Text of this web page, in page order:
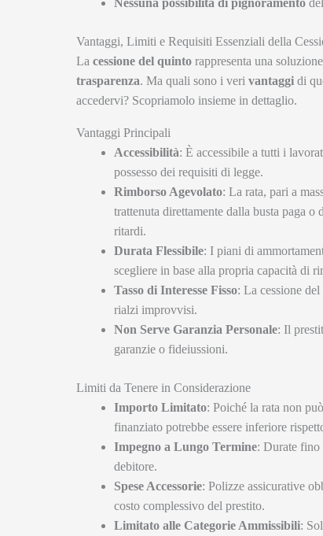
Vantaggi, Limiti e Requisiti Essenziali della
La cessione del quinto rappresenta una
trasparenza. Ma quali sono i veri vantaggi di
accedervi? Scopriamolo insieme in dettaglio.
Vantaggi Principali
Accessibilità: È accessibile a tutti i
possesso dei requisiti di legge.
Rimborso Agevolato: La rata, pari a
trattenuta direttamente dalla busta paga
ritardi.
Durata Flessibile: I piani di
scegliere in base alla propria capacità di
Tasso di Interesse Fisso: La cessione
rialzi improvvisi.
Non Serve Garanzia Personale: Il
garanzie o fideiussioni.
Limiti da Tenere in Considerazione
Importo Limitato: Poiché la rata non
finanziato potrebbe essere inferiore
Impegno a Lungo Termine: Durate fino
debitore.
Spese Accessorie: Polizze assicurative
costo complessivo del prestito.
Limitato alle Categorie Ammissibili: